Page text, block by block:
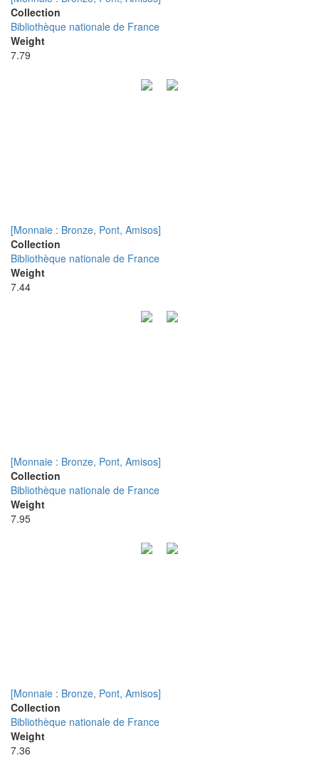
Collection
Bibliothèque nationale de France
Weight
7.79
[Monnaie : Bronze, Pont, Amisos]
Collection
Bibliothèque nationale de France
Weight
7.44
[Monnaie : Bronze, Pont, Amisos]
Collection
Bibliothèque nationale de France
Weight
7.95
[Monnaie : Bronze, Pont, Amisos]
Collection
Bibliothèque nationale de France
Weight
7.36